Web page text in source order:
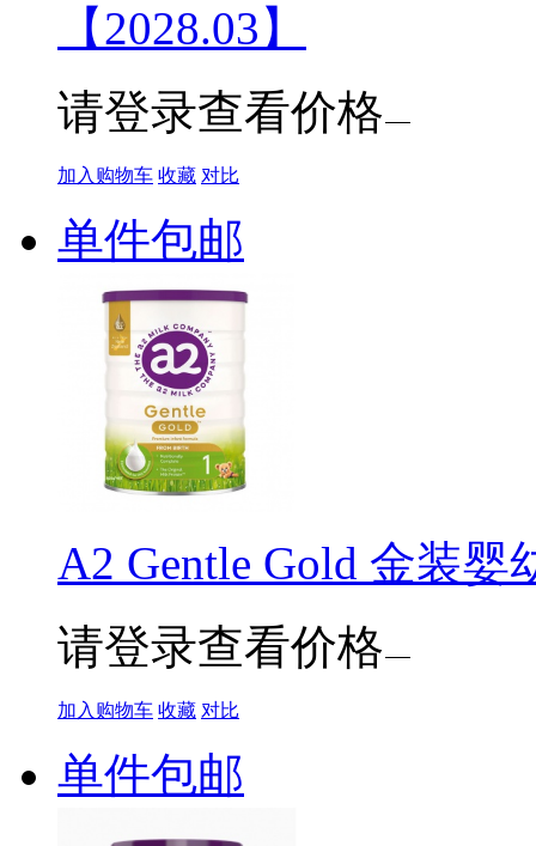
【2028.03】
请登录查看价格
加入购物车 收藏 对比
单件包邮
A2 Gentle Gold 金装婴
请登录查看价格
加入购物车 收藏 对比
单件包邮